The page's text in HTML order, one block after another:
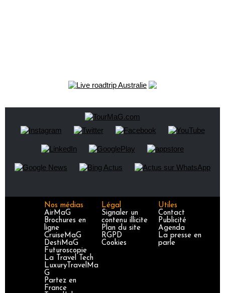
Nos médias
AirMaG
Brochures en
ligne
CruiseMaG
DestiMaG
Futuroscopie
La Travel Tech
LuxuryTravelMa
G
Partez en
France
Légal
Signaler un
contenu illicite
Plan du site
RGPD
Cookies
Utiles
Contact
Publicité
Agenda
La presse en
parle